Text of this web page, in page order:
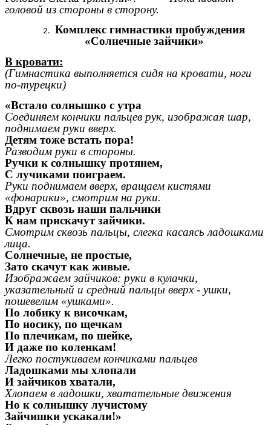
головой из стороны в сторону.
Комплекс гимнастики пробуждения
«Солнечные зайчики»
В кровати:
(Гимнастика выполняется сидя на кровати, ноги
по-турецки)
«Встало солнышко с утра
Соединяем кончики пальцев рук, изображая шар,
поднимаем руки вверх.
Детям тоже встать пора!
Разводим руки в стороны.
Ручки к солнышку протянем,
С лучиками поиграем.
Руки поднимаем вверх, вращаем кистями
«фонарики», смотрим на руки.
Вдруг сквозь наши пальчики
К нам прискачут зайчики.
Смотрим сквозь пальцы, слегка касаясь ладошками
лица.
Солнечные, не простые,
Зато скачут как живые.
Изображаем зайчиков: руки в кулачки,
указательный и средний пальцы вверх - ушки,
пошевелим «ушками».
По лобику к височкам,
По носику, по щечкам
По плечикам, по шейке,
И даже по коленкам!
Легко постукиваем кончиками пальцев
Ладошками мы хлопали
И зайчиков хватали,
Хлопаем в ладошки, хватательные движения
Но к солнышку лучистому
Зайчишки ускакали!»